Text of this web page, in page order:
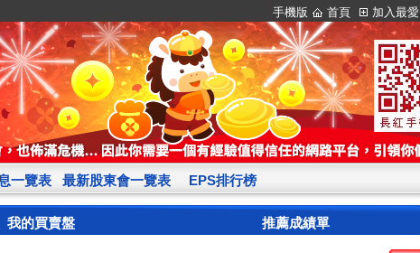
手機版 首頁 加入最愛
一覽表 最新股東會一覽表 EPS排行榜
我的買賣盤 推薦成績單